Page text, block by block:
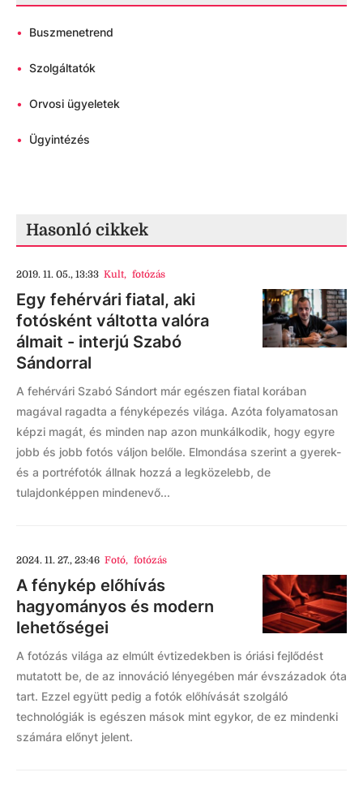
• Buszmenetrend
• Szolgáltatók
• Orvosi ügyeletek
• Ügyintézés
Hasonló cikkek
2019. 11. 05., 13:33 Kult, fotózás
Egy fehérvári fiatal, aki
fotósként váltotta valóra
álmait - interjú Szabó
Sándorral
A fehérvári Szabó Sándort már egészen fiatal korában
magával ragadta a fényképezés világa. Azóta folyamatosan
képzi magát, és minden nap azon munkálkodik, hogy egyre
jobb és jobb fotós váljon belőle. Elmondása szerint a gyerek-
és a portréfotók állnak hozzá a legközelebb, de
tulajdonképpen mindenevő...
2024. 11. 27., 23:46 Fotó, fotózás
A fénykép előhívás
hagyományos és modern
lehetőségei
A fotózás világa az elmúlt évtizedekben is óriási fejlődést
mutatott be, de az innováció lényegében már évszázadok óta
tart. Ezzel együtt pedig a fotók előhívását szolgáló
technológiák is egészen mások mint egykor, de ez mindenki
számára előnyt jelent.